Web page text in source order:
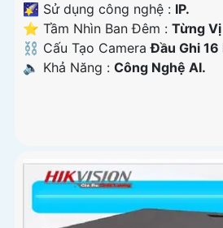
🌠 Sử dụng công nghệ : IP.
⭐ Tầm Nhìn Ban Đêm : Từng
⛓ Cấu Tạo CameraĐầu Ghi 16
️🔈 Khả Năng : Công Nghệ AI.